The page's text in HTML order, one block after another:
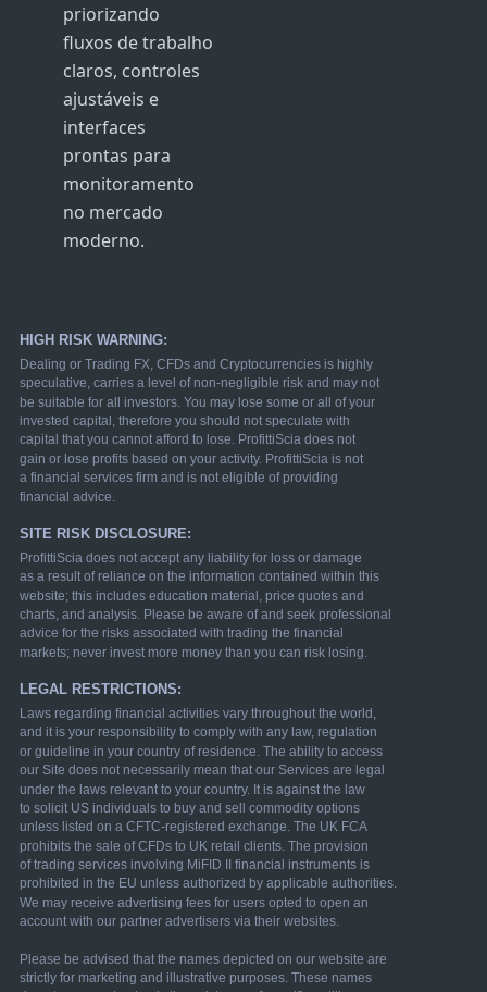
priorizando
fluxos de trabalho
claros, controles
ajustáveis e
interfaces
prontas para
monitoramento
no mercado
moderno.